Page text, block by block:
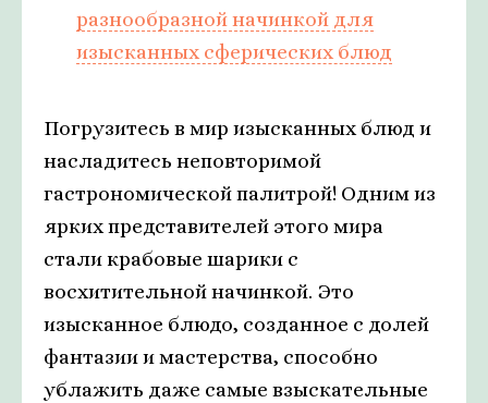
разнообразной начинкой для
изысканных сферических блюд
Погрузитесь в мир изысканных блюд и
насладитесь неповторимой
гастрономической палитрой! Одним из
ярких представителей этого мира
стали крабовые шарики с
восхитительной начинкой. Это
изысканное блюдо, созданное с долей
фантазии и мастерства, способно
ублажить даже самые взыскательные